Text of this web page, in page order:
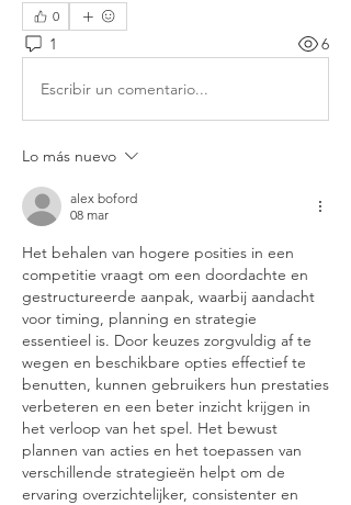
0
1 6
Escribir un comentario...
Lo más nuevo
alex boford
08 mar
Het behalen van hogere posities in een
competitie vraagt om een doordachte en
gestructureerde aanpak, waarbij aandacht
voor timing, planning en strategie
essentieel is. Door keuzes zorgvuldig af te
wegen en beschikbare opties effectief te
benutten, kunnen gebruikers hun prestaties
verbeteren en een beter inzicht krijgen in
het verloop van het spel. Het bewust
plannen van acties en het toepassen van
verschillende strategieën helpt om de
ervaring overzichtelijker, consistenter en